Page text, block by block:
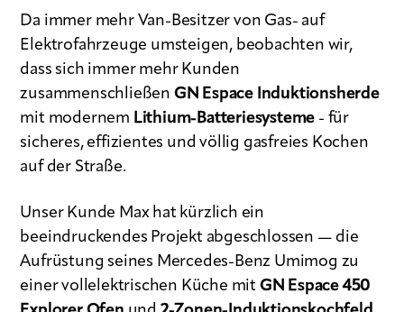
Da immer mehr Van-Besitzer von Gas- auf
Elektrofahrzeuge umsteigen, beobachten wir,
dass sich immer mehr Kunden
zusammenschließen GN Espace Induktionsherde
mit modernem Lithium-Batteriesysteme - für
sicheres, effizientes und völlig gasfreies Kochen
auf der Straße.
Unser Kunde Max hat kürzlich ein
beeindruckendes Projekt abgeschlossen — die
Aufrüstung seines Mercedes-Benz Umimog zu
einer vollelektrischen Küche mit GN Espace 450